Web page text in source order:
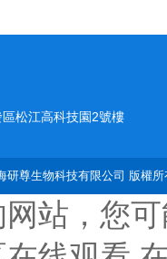
松江高科技園2號樓
研尊生物科技有限公司 版權
站，您